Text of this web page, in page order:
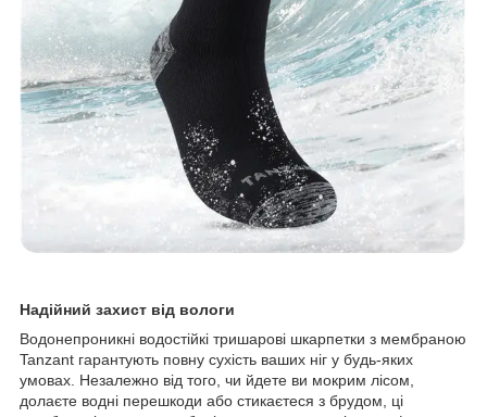
Надійний захист від вологи
Водонепроникні водостійкі тришарові шкарпетки з мембраною
Tanzant гарантують повну сухість ваших ніг у будь-яких
умовах. Незалежно від того, чи йдете ви мокрим лісом,
долаєте водні перешкоди або стикаєтеся з брудом, ці